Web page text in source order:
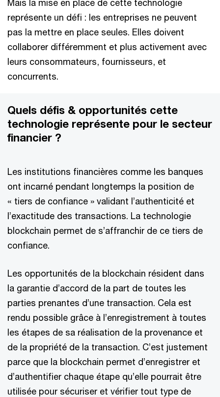
Mais la mise en place de cette technologie
représente un défi : les entreprises ne peuvent
pas la mettre en place seules. Elles doivent
collaborer différemment et plus activement avec
leurs consommateurs, fournisseurs, et
concurrents.
Quels défis & opportunités cette
technologie représente pour le secteur
financier ?
Les institutions financières comme les banques
ont incarné pendant longtemps la position de
« tiers de confiance » validant l’authenticité et
l’exactitude des transactions. La technologie
blockchain permet de s’affranchir de ce tiers de
confiance.
Les opportunités de la blockchain résident dans
la garantie d’accord de la part de toutes les
parties prenantes d’une transaction. Cela est
rendu possible grâce à l’enregistrement à toutes
les étapes de sa réalisation de la provenance et
de la propriété de la transaction. C’est justement
parce que la blockchain permet d’enregistrer et
d’authentifier chaque étape qu’elle pourrait être
utilisée pour sécuriser et vérifier tout type de